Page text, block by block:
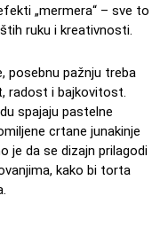
„mermera“ – sve to
ruku i kreativnosti.
posebnu pažnju treba
radost i bajkovitost.
spajaju pastelne
crtane junakinje
je da se dizajn prilagodi
kako bi torta